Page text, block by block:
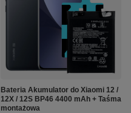
Bateria Akumulator do Xiaomi 12 /
12X / 12S BP46 4400 mAh + Taśma
montażowa